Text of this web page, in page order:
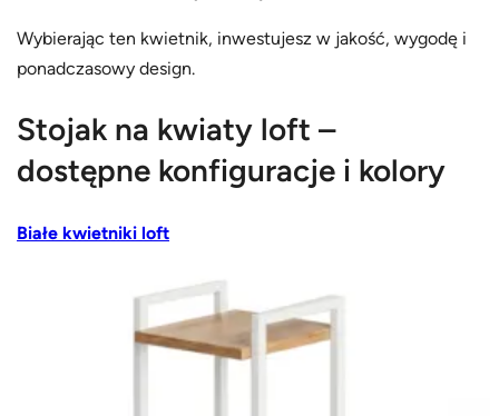
Wybierając ten kwietnik, inwestujesz w jakość, wygodę i
ponadczasowy design.
Stojak na kwiaty loft –
dostępne konfiguracje i kolory
Białe kwietniki loft